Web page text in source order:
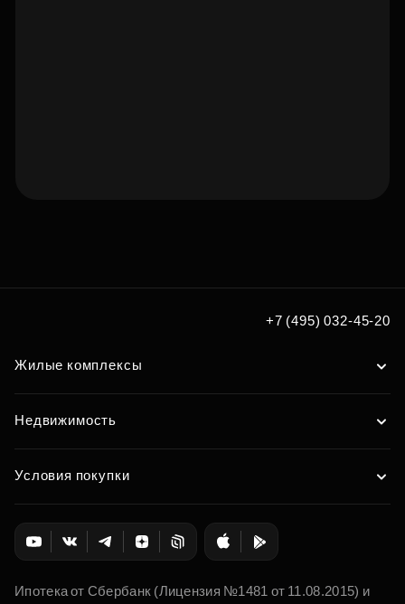
+7 (495) 032-45-20
Жилые комплексы
Недвижимость
Условия покупки
Ипотека от Сбербанк (Лицензия №1481 от 11.08.2015) и